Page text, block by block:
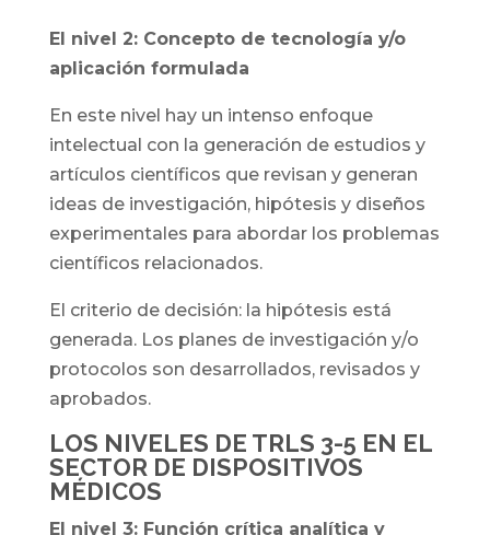
El nivel 2: Concepto de tecnología y/o
aplicación formulada
En este nivel hay un intenso enfoque
intelectual con la generación de estudios y
artículos científicos que revisan y generan
ideas de investigación, hipótesis y diseños
experimentales para abordar los problemas
científicos relacionados.
El criterio de decisión: la hipótesis está
generada. Los planes de investigación y/o
protocolos son desarrollados, revisados y
aprobados.
LOS NIVELES DE TRLS 3-5 EN EL
SECTOR DE DISPOSITIVOS
MÉDICOS
El nivel 3: Función crítica analítica y